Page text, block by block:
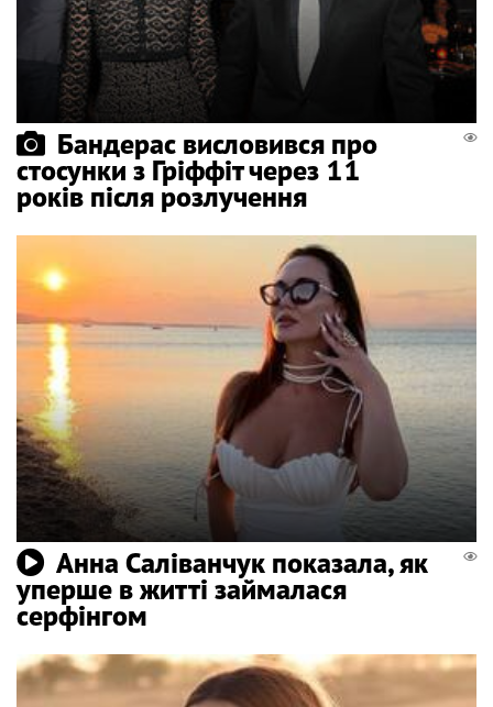
Бандерас висловився про
стосунки з Гріффіт через 11
років після розлучення
Анна Саліванчук показала, як
уперше в житті займалася
серфінгом